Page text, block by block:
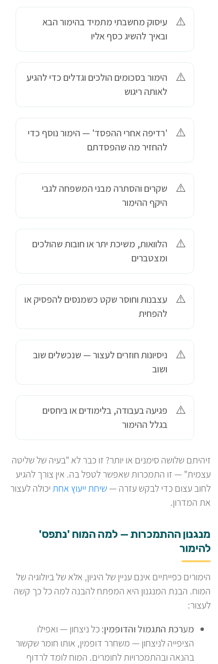
עיסוק מחשבתי מתמיד בהימור הבא
ובאיך להשיג כסף אליו
הימור בסכומים הולכים וגדלים כדי להגיע
לאותה ריגוש
'רדיפה אחרי ההפסד' — הימור נוסף כדי
להחזיר מה שהפסדתם
שקרים והסתרה מבני המשפחה לגבי
היקף ההימור
הלוואות, משיכת יתר או חובות שהולכים
ומצטברים
עצבנות וחוסר שקט כשמנסים להפסיק או
להפחית
ניסיונות חוזרים לעצור — שנכשלים שוב
ושוב
פגיעה בעבודה, בלימודים או ביחסים
בגלל ההימור
זיהיתם שלושה סימנים או יותר? זו כבר לא "בעיה של שליטה
עצמית" — זו התמכרות שאפשר לטפל בה. אין צורך להגיע
לחוב עצום כדי לבקש עזרה —שיחת ייעוץ אחתיכולה לעצור
את המדרון.
מנגנון ההתמכרות — למה המוח 'נתפס'
להימור
הימורים כפייתיים אינם עניין של היגיון, אלא של ביולוגיה של
המוח. הבנת המנגנון היא המפתח להבנה למה כל כך קשה
לעצור:
מערכת התגמול והדופמין: כל ניצחון — ואפילו
הציפייה לניצחון — משחרר דופמין, אותו חומר שקשור
בהנאה ובהתמכרויות לחומרים. המוח לומד לרדוף